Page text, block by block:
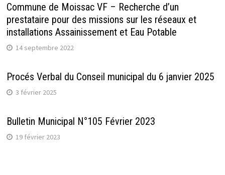
Commune de Moissac VF – Recherche d’un
prestataire pour des missions sur les réseaux et
installations Assainissement et Eau Potable
14 septembre 2022
Procés Verbal du Conseil municipal du 6 janvier 2025
3 février 2025
Bulletin Municipal N°105 Février 2023
19 février 2023